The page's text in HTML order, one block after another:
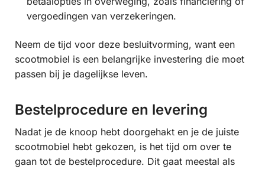
vergoedingen van verzekeringen.
Neem de tijd voor deze besluitvorming, want een
scootmobiel is een belangrijke investering die moet
passen bij je dagelijkse leven.
Bestelprocedure en levering
Nadat je de knoop hebt doorgehakt en je de juiste
scootmobiel hebt gekozen, is het tijd om over te
gaan tot de bestelprocedure. Dit gaat meestal als